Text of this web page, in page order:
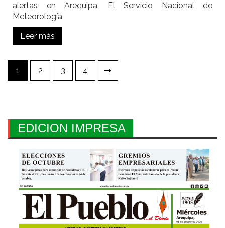
alertas en Arequipa. El Servicio Nacional de
Meteorología
Leer más
Paginación
de
1 2 3 4
EDICION IMPRESA